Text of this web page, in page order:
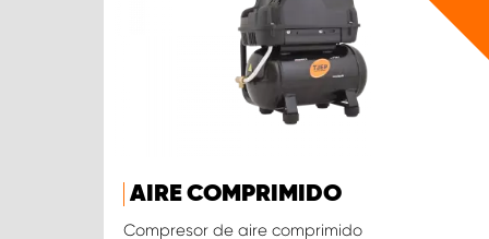
AIRE COMPRIMIDO
Compresor de aire comprimido